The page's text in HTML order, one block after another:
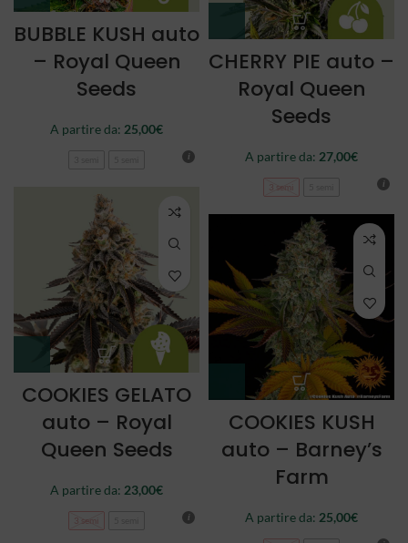
BUBBLE KUSH auto
– Royal Queen
Seeds
A partire da: 25,00€
CHERRY PIE auto –
Royal Queen
Seeds
A partire da: 27,00€
3 semi
COOKIES GELATO
auto – Royal
Queen Seeds
A partire da: 23,00€
3 semi
COOKIES KUSH
auto – Barney’s
Farm
A partire da: 25,00€